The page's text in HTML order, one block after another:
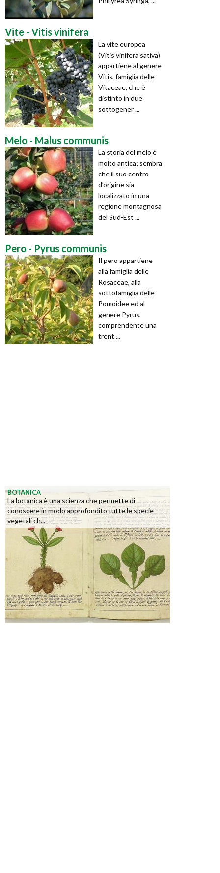
Vite - Vitis vinifera
La vite europea
(Vitis vinifera sativa)
appartiene al genere
Vitis, famiglia delle
Vitaceae, che è
distinto in due
sottogener ...
Melo - Malus communis
La storia del melo è
molto antica; sembra
che il suo centro
d’origine sia
localizzato in una
regione montagnosa
del Sud-Est ...
Pero - Pyrus communis
Il pero appartiene
alla famiglia delle
Rosaceae, alla
sottofamiglia delle
Pomoidee ed al
genere Pyrus,
comprendente una
trent ...
BOTANICA
La botanica è una scienza che permette di
conoscere in modo approfondito tutte le specie
vegetali ch...